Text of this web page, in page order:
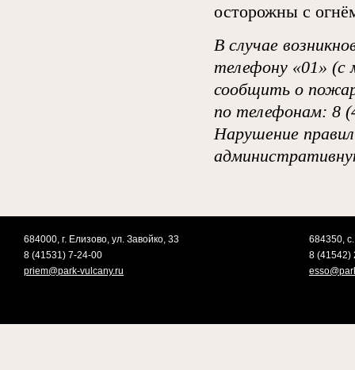
осторожны с
В случае
телефону «01»
сообщить о
по телефонам: 8
Нарушение
684000, г. Елизово, ул. Завойко, 33
8 (41531) 7-24-00
priem@park-vulcany.ru
684350,
8 (41542)